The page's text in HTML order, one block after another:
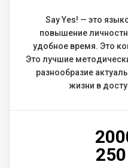
Say Yes! — это
повышение
удобное время. Это
Это лучшие
разнообразие
жизни в
250